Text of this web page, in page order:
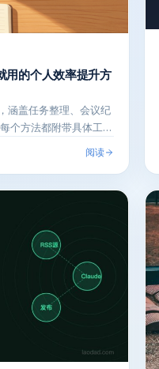
用的个人效率提升方
涵盖任务整理、会议纪
个方法都附带具体工具
阅读